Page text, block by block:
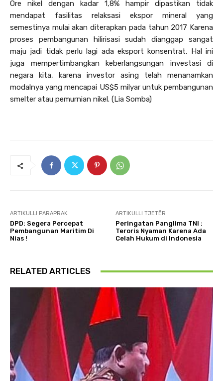
Ore nikel dengan kadar 1,8% hampir dipastikan tidak
mendapat fasilitas relaksasi ekspor mineral yang
semestinya mulai akan diterapkan pada tahun 2017 Karena
proses pembangunan hilirisasi sudah dianggap sangat
maju jadi tidak perlu lagi ada eksport konsentrat. Hal ini
juga mempertimbangkan keberlangsungan investasi di
negara kita, karena investor asing telah menanamkan
modalnya yang mencapai US$5 milyar untuk pembangunan
smelter atau pemurnian nikel. (Lia Somba)
ARTIKULLI PARAPRAK
DPD: Segera Percepat
Pembangunan Maritim Di
Nias !
ARTIKULLI TJETËR
Peringatan Panglima TNI :
Teroris Nyaman Karena Ada
Celah Hukum di Indonesia
RELATED ARTICLES